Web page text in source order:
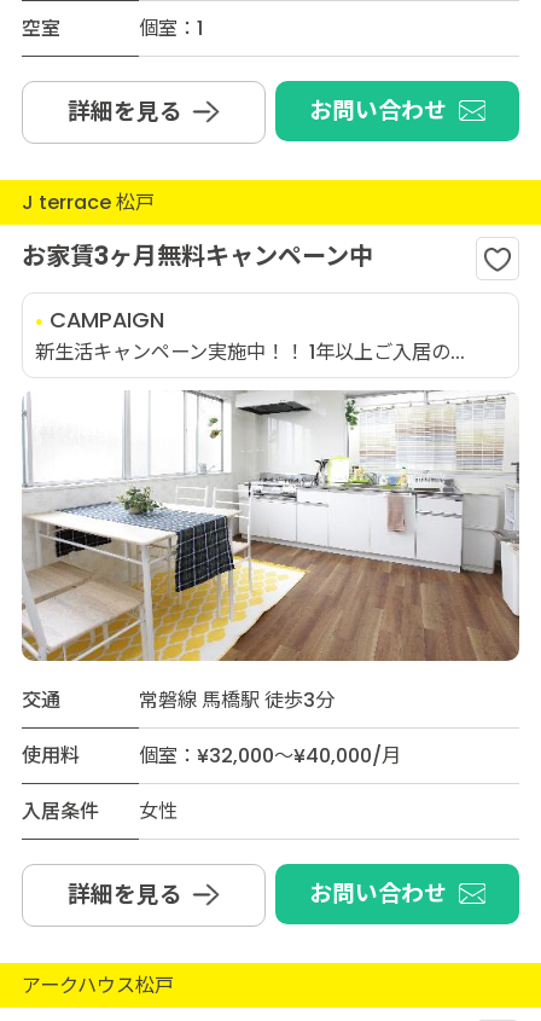
空室
個室：1
詳細を見る お問い合わせ
J terrace 松戸
お家賃3ヶ月無料キャンペーン中
CAMPAIGN
新生活キャンペーン実施中！！ 1年以上ご入居の...
交通
常磐線 馬橋駅 徒歩3分
使用料
個室：¥32,000～¥40,000/月
入居条件
女性
詳細を見る お問い合わせ
アークハウス松戸